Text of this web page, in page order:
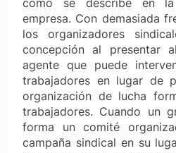
empresa. Con demasiada
los organizadores
concepción al presentar
agente que puede
trabajadores en lugar de
organización de lucha
trabajadores. Cuando un
forma un comité
campaña sindical en su